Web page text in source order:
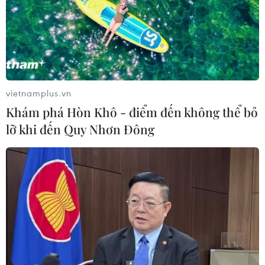
Anh công bố kết quả điều tra ban
đầu vụ đâm dao ở trung tâm London
06/08/2026 06:00
Hàn Quốc tăng cường giải pháp
ngăn chặn đánh bạc trực tuyến trong
quân đội
06/08/2026 04:52
Khẩn trường khám nghiệm
hiện trường, điều tra nguyên nhân
vụ cháy chợ Biên Hòa
06/08/2026 04:37
vietnamplus.vn
Khám phá Hòn Khô - điểm đến không thể bỏ
lỡ khi đến Quy Nhơn Đông